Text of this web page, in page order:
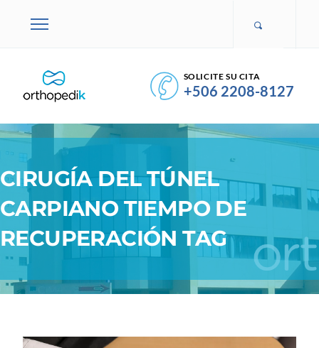
SOLICITE SU CITA
+506 2208-8127
CIRUGÍA DEL TÚNEL
CARPIANO TIEMPO DE
RECUPERACIÓN TAG